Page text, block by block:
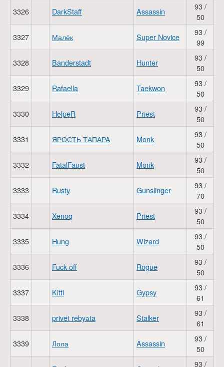
3326
DarkStaff Assassin
93 /
50
3327
Малёк Super Novice
93 /
99
3328
Banderstadt Hunter
93 /
50
3329
Rafaella Taekwon
93 /
50
3330
HеlpeR Priest
93 /
50
3331
ЯРОСТЬ ТАПАРА Monk
93 /
50
3332
FatalFaust Monk
93 /
50
3333
Rusty Gunslinger
93 /
70
3334
Xenoq Priest
93 /
50
3335
Hung Wizard
93 /
50
3336
Fuck off Rogue
93 /
50
3337
Kitti Gypsy
93 /
61
3338
privet rebyаta Stalker
93 /
61
3339
Лола Assassin
93 /
50
93 /